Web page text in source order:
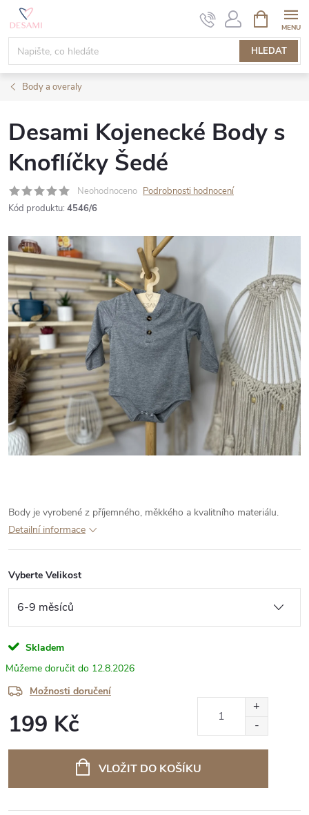
Přejít
obsah
HLEDAT
NÁKUPNÍ
KOŠÍK
Body a overaly
Desami Kojenecké Body s
Knoflíčky Šedé
Neohodnoceno Podrobnosti hodnocení
Kód produktu: 4546/6
Body je vyrobené z příjemného, měkkého a kvalitního materiálu.
Detailní informace
Vyberte Velikost
Skladem
12.8.2026
Možnosti doručení
199 Kč
VLOŽIT DO KOŠÍKU